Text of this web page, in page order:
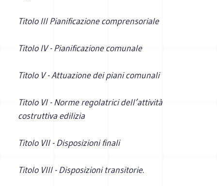
Titolo III Pianificazione comprensoriale
Titolo IV - Pianificazione comunale
Titolo V - Attuazione dei piani comunali
Titolo VI - Norme regolatrici dell’attività
costruttiva edilizia
Titolo VII - Disposizioni finali
Titolo VIII - Disposizioni transitorie.